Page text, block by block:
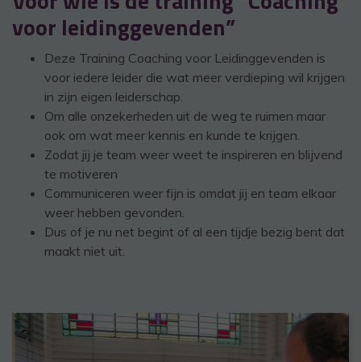
voor leidinggevenden”
Deze Training Coaching voor Leidinggevenden is
voor iedere leider die wat meer verdieping wil krijgen
in zijn eigen leiderschap.
Om alle onzekerheden uit de weg te ruimen maar
ook om wat meer kennis en kunde te krijgen.
Zodat jij je team weer weet te inspireren en blijvend
te motiveren
Communiceren weer fijn is omdat jij en team elkaar
weer hebben gevonden.
Dus of je nu net begint of al een tijdje bezig bent dat
maakt niet uit.